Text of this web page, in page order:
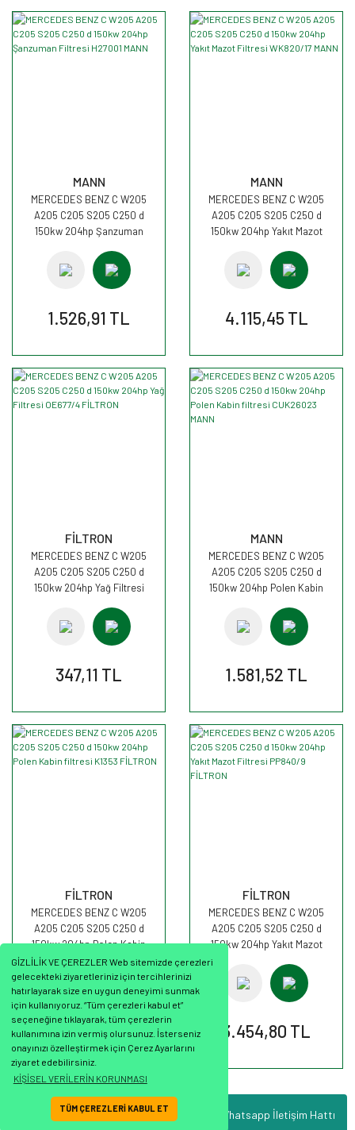
GİZLİLİK VE ÇEREZLER Web sitemizde çerezleri
gelecekteki ziyaretleriniz için tercihlerinizi
hatırlayarak size en uygun deneyimi sunmak
için kullanıyoruz. “Tüm çerezleri kabul et”
seçeneğine tıklayarak, tüm çerezlerin
kullanımına izin vermiş olursunuz. İsterseniz
onayınızı özelleştirmek için Çerez Ayarlarını
ziyaret edebilirsiniz.
KİŞİSEL VERİLERİN KORUNMASI
TÜM ÇEREZLERİ KABUL ET Whatsapp İletişim Hattı
MANN
MERCEDES BENZ C W205
A205 C205 S205 C250 d
150kw 204hp Şanzuman
1.526,91 TL
MANN
MERCEDES BENZ C W205
A205 C205 S205 C250 d
150kw 204hp Yakıt Mazot
4.115,45 TL
FİLTRON
MERCEDES BENZ C W205
A205 C205 S205 C250 d
150kw 204hp Yağ Filtresi
347,11 TL
MANN
MERCEDES BENZ C W205
A205 C205 S205 C250 d
150kw 204hp Polen Kabin
1.581,52 TL
FİLTRON
MERCEDES BENZ C W205
A205 C205 S205 C250 d
150kw 204hp Polen Kabin
filtresi K1353 FİLTRON
446,90 TL
FİLTRON
MERCEDES BENZ C W205
A205 C205 S205 C250 d
150kw 204hp Yakıt Mazot
Filtresi PP840/9 FİLTRON
3.454,80 TL